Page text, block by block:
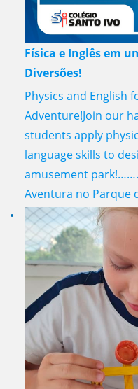
Física e Inglês em
Diversões!
Physics and English
Adventure!Join our
students apply
language skills to
amusement
Aventura no Parque